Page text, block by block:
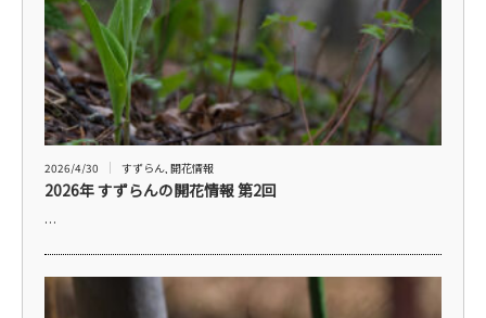
2026/4/30 すずらん, 開花情報
2026年 すずらんの開花情報 第2回
…